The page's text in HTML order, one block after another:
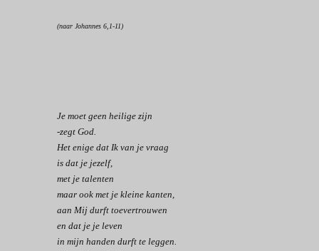
(naar Johannes 6,1-11)
Je moet geen heilige zijn
-zegt God.
Het enige dat Ik van je vraag
is dat je jezelf,
met je talenten
maar ook met je kleine kanten,
aan Mij durft toevertrouwen
en dat je je leven
in mijn handen durft te leggen.